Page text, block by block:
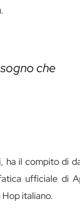
.
che
ha il compito di
ufficiale di
italiano.